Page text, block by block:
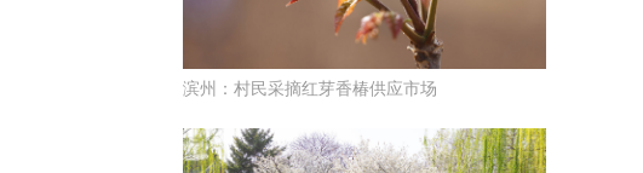
滨州：村民采摘红芽香椿供应市场